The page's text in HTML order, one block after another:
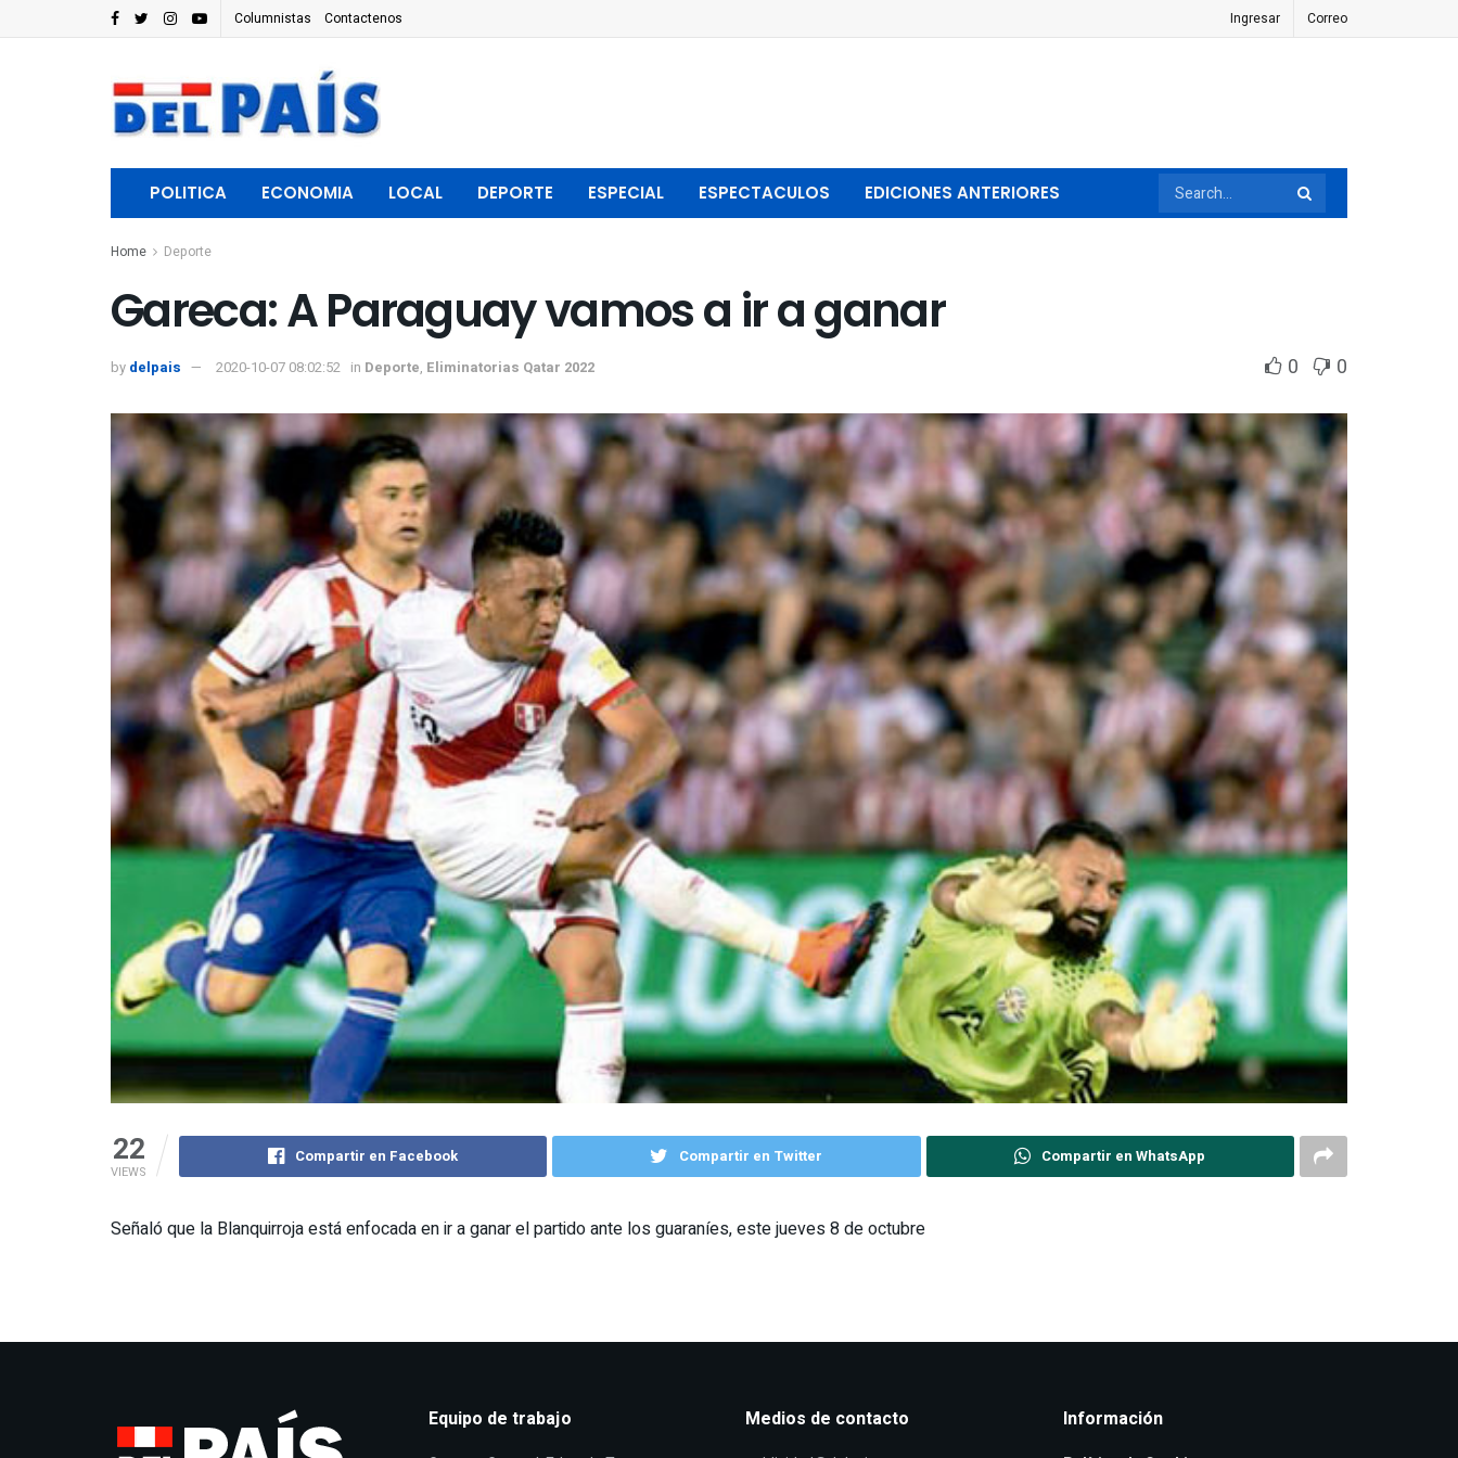
Columnistas Contactenos Ingresar Correo
POLITICA ECONOMIA LOCAL DEPORTE ESPECIAL ESPECTACULOS EDICIONES ANTERIORES
Home Deporte
Gareca: A Paraguay vamos a ir a ganar
by delpais 2020-10-07 08:02:52 in Deporte, Eliminatorias Qatar 2022 0 0
22
VIEWS
Compartir en Facebook Compartir en Twitter Compartir en WhatsApp
Señaló que la Blanquirroja está enfocada en ir a ganar el partido ante los guaraníes, este jueves 8 de octubre
Equipo de trabajo Medios de contacto Información